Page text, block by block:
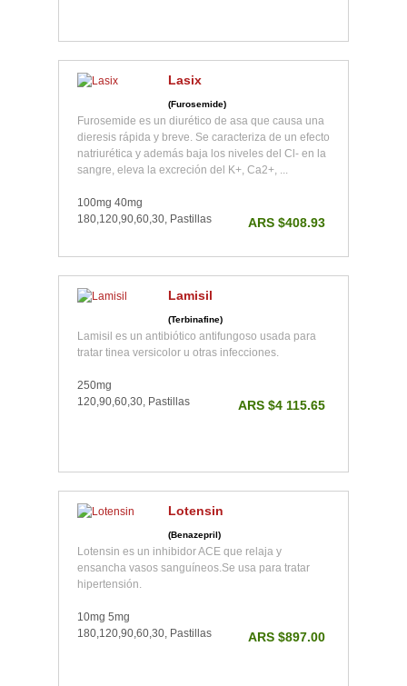
Lasix
(Furosemide)
Furosemide es un diurético de asa que causa una
dieresis rápida y breve. Se caracteriza de un efecto
natriurética y además baja los niveles del Cl- en la
sangre, eleva la excreción del K+, Ca2+, ...
100mg 40mg
180,120,90,60,30, Pastillas
ARS $408.93
Lamisil
(Terbinafine)
Lamisil es un antibiótico antifungoso usada para
tratar tinea versicolor u otras infecciones.
250mg
120,90,60,30, Pastillas
ARS $4 115.65
Lotensin
(Benazepril)
Lotensin es un inhibidor ACE que relaja y
ensancha vasos sanguíneos.Se usa para tratar
hipertensión.
10mg 5mg
180,120,90,60,30, Pastillas
ARS $897.00